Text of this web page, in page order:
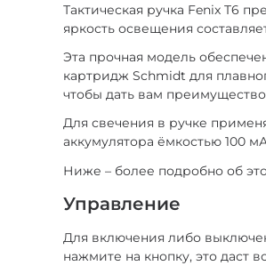
Тактическая ручка Fenix T6
яркость освещения
Эта прочная модель
картридж Schmidt для
чтобы дать вам
Для свечения в ручке
аккумулятора ёмкостью 100
Ниже – более подробно об
Управление
Для включения либо
нажмите на кнопку, это даст